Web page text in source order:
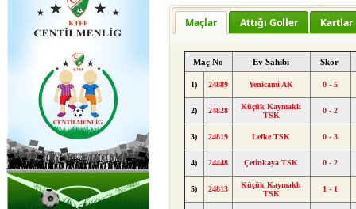
Maçlar Attığı Goller Kartlar
Maç No Ev Sahibi Skor
1) 24889 Yenicami AK 0 - 5
2) 24828
Küçük Kaymaklı
TSK
0 - 2
3) 24819 Lefke TSK 0 - 3
4) 24448 Çetinkaya TSK 0 - 2
5) 24813
Küçük Kaymaklı
TSK
1 - 1